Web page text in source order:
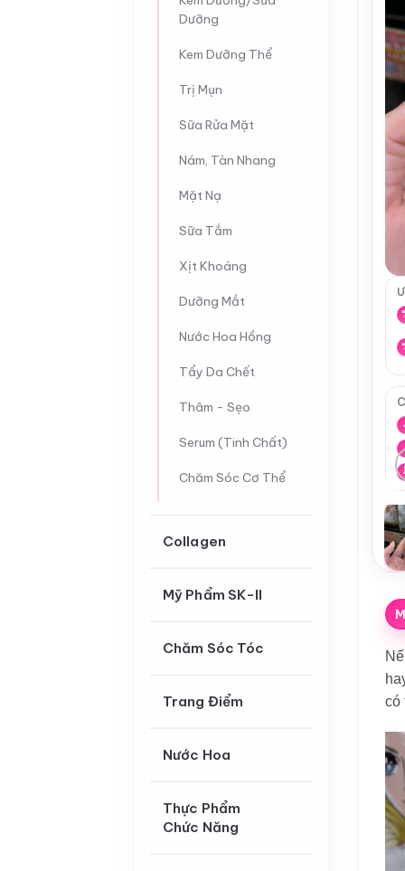
Dưỡng
Kem Dưỡng Thể
Trị Mụn
Sữa Rửa Mặt
Nám, Tàn Nhang
Mặt Nạ
Sữa Tắm
Xịt Khoáng
Dưỡng Mắt
Nước Hoa Hồng
Tẩy Da Chết
Thâm - Sẹo
Serum (Tinh Chất)
Chăm Sóc Cơ Thể
Collagen
Mỹ Phẩm SK-II
Chăm Sóc Tóc
Trang Điểm
Nước Hoa
Thực Phẩm
Chức Năng
có